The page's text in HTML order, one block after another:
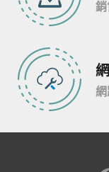
銷
網